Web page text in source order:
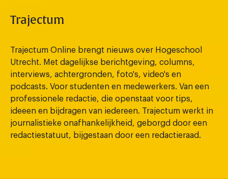
Trajectum
Trajectum Online brengt nieuws over Hogeschool
Utrecht. Met dagelijkse berichtgeving, columns,
interviews, achtergronden, foto's, video's en
podcasts. Voor studenten en medewerkers. Van een
professionele redactie, die openstaat voor tips,
ideeen en bijdragen van iedereen. Trajectum werkt in
journalistieke onafhankelijkheid, geborgd door een
redactiestatuut, bijgestaan door een redactieraad.